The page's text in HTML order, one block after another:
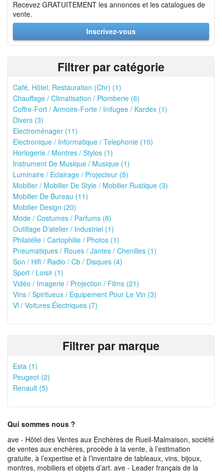
Recevez GRATUITEMENT les annonces et les catalogues de
vente.
Inscrivez-vous
Filtrer par catégorie
Café, Hôtel, Restauration (Chr) (1)
Chauffage / Climatisation / Plomberie (6)
Coffre-Fort / Armoire-Forte / Inifugee / Kardex (1)
Divers (3)
Electroménager (11)
Electronique / Informatique / Telephonie (10)
Horlogerie / Montres / Stylos (1)
Instrument De Musique / Musique (1)
Luminaire / Eclairage / Projecteur (5)
Mobilier / Mobilier De Style / Mobilier Rustique (3)
Mobilier De Bureau (11)
Mobilier Design (20)
Mode / Costumes / Parfums (8)
Outillage D'atelier / Industriel (1)
Philatélie / Cartophilie / Photos (1)
Pneumatiques / Roues / Jantes / Chenilles (1)
Son / Hifi / Radio / Cb / Disques (4)
Sport / Loisir (1)
Vidéo / Imagerie / Projection / Films (21)
Vins / Spiritueux / Equipement Pour Le Vin (3)
Vl / Voitures Électriques (7)
Filtrer par marque
Esta (1)
Peugeot (2)
Renault (5)
Qui sommes nous ?
ave - Hôtel des Ventes aux Enchères de Rueil-Malmaison, société
de ventes aux enchères, procède à la vente, à l’estimation
gratuite, à l’expertise et à l’inventaire de tableaux, vins, bijoux,
montres, mobiliers et objets d’art. ave - Leader français de la